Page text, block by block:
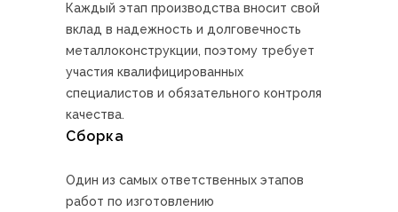
Каждый этап производства вносит свой
вклад в надежность и долговечность
металлоконструкции, поэтому требует
участия квалифицированных
специалистов и обязательного контроля
качества.
Сборка
Один из самых ответственных этапов
работ по изготовлению